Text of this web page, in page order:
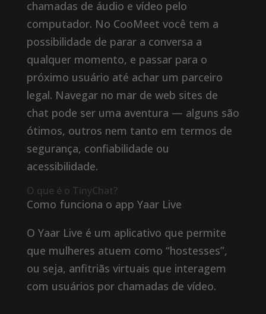
chamadas de áudio e vídeo pelo
computador. No CooMeet você tem a
possibilidade de parar a conversa a
qualquer momento, e passar para o
próximo usuário até achar um parceiro
legal. Navegar no mar de web sites de
chat pode ser uma aventura — alguns são
ótimos, outros nem tanto em termos de
segurança, confiabilidade ou
acessibilidade.
O que é o TinyChat?
Como funciona o app Yaar Live
O Yaar Live é um aplicativo que permite
que mulheres atuem como “hostesses”,
ou seja, anfitriãs virtuais que interagem
com usuários por chamadas de vídeo.